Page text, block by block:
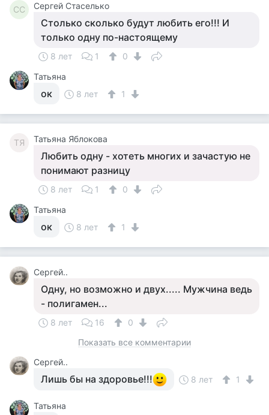
СС Сергей Стаселько
Столько сколько будут любить его!!! И
только одну по-настоящему
8 лет 1
0
Татьяна
ок 8 лет 1
ТЯ Татьяна Яблокова
Любить одну - хотеть многих и зачастую не
понимают разницу
8 лет 1
0
Татьяна
ок 8 лет 1
Сергей..
Одну, но возможно и двух..... Мужчина ведь
- полигамен...
8 лет 16
0
Показать все комментарии
Сергей..
Лишь бы на здоровье!!! 8 лет 1
Татьяна